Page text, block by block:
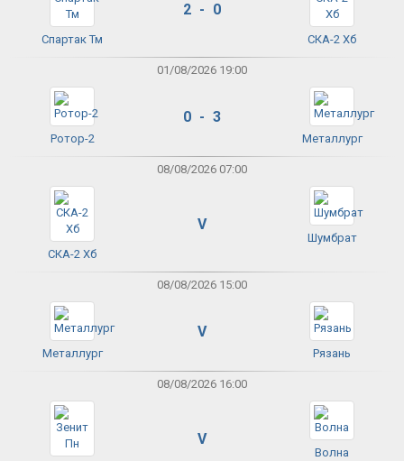
Спартак Тм
2 - 0
СКА-2 Хб
01/08/2026 19:00
Ротор-2
0 - 3
Металлург
08/08/2026 07:00
СКА-2 Хб
V
Шумбрат
08/08/2026 15:00
Металлург
V
Рязань
08/08/2026 16:00
V
Волна